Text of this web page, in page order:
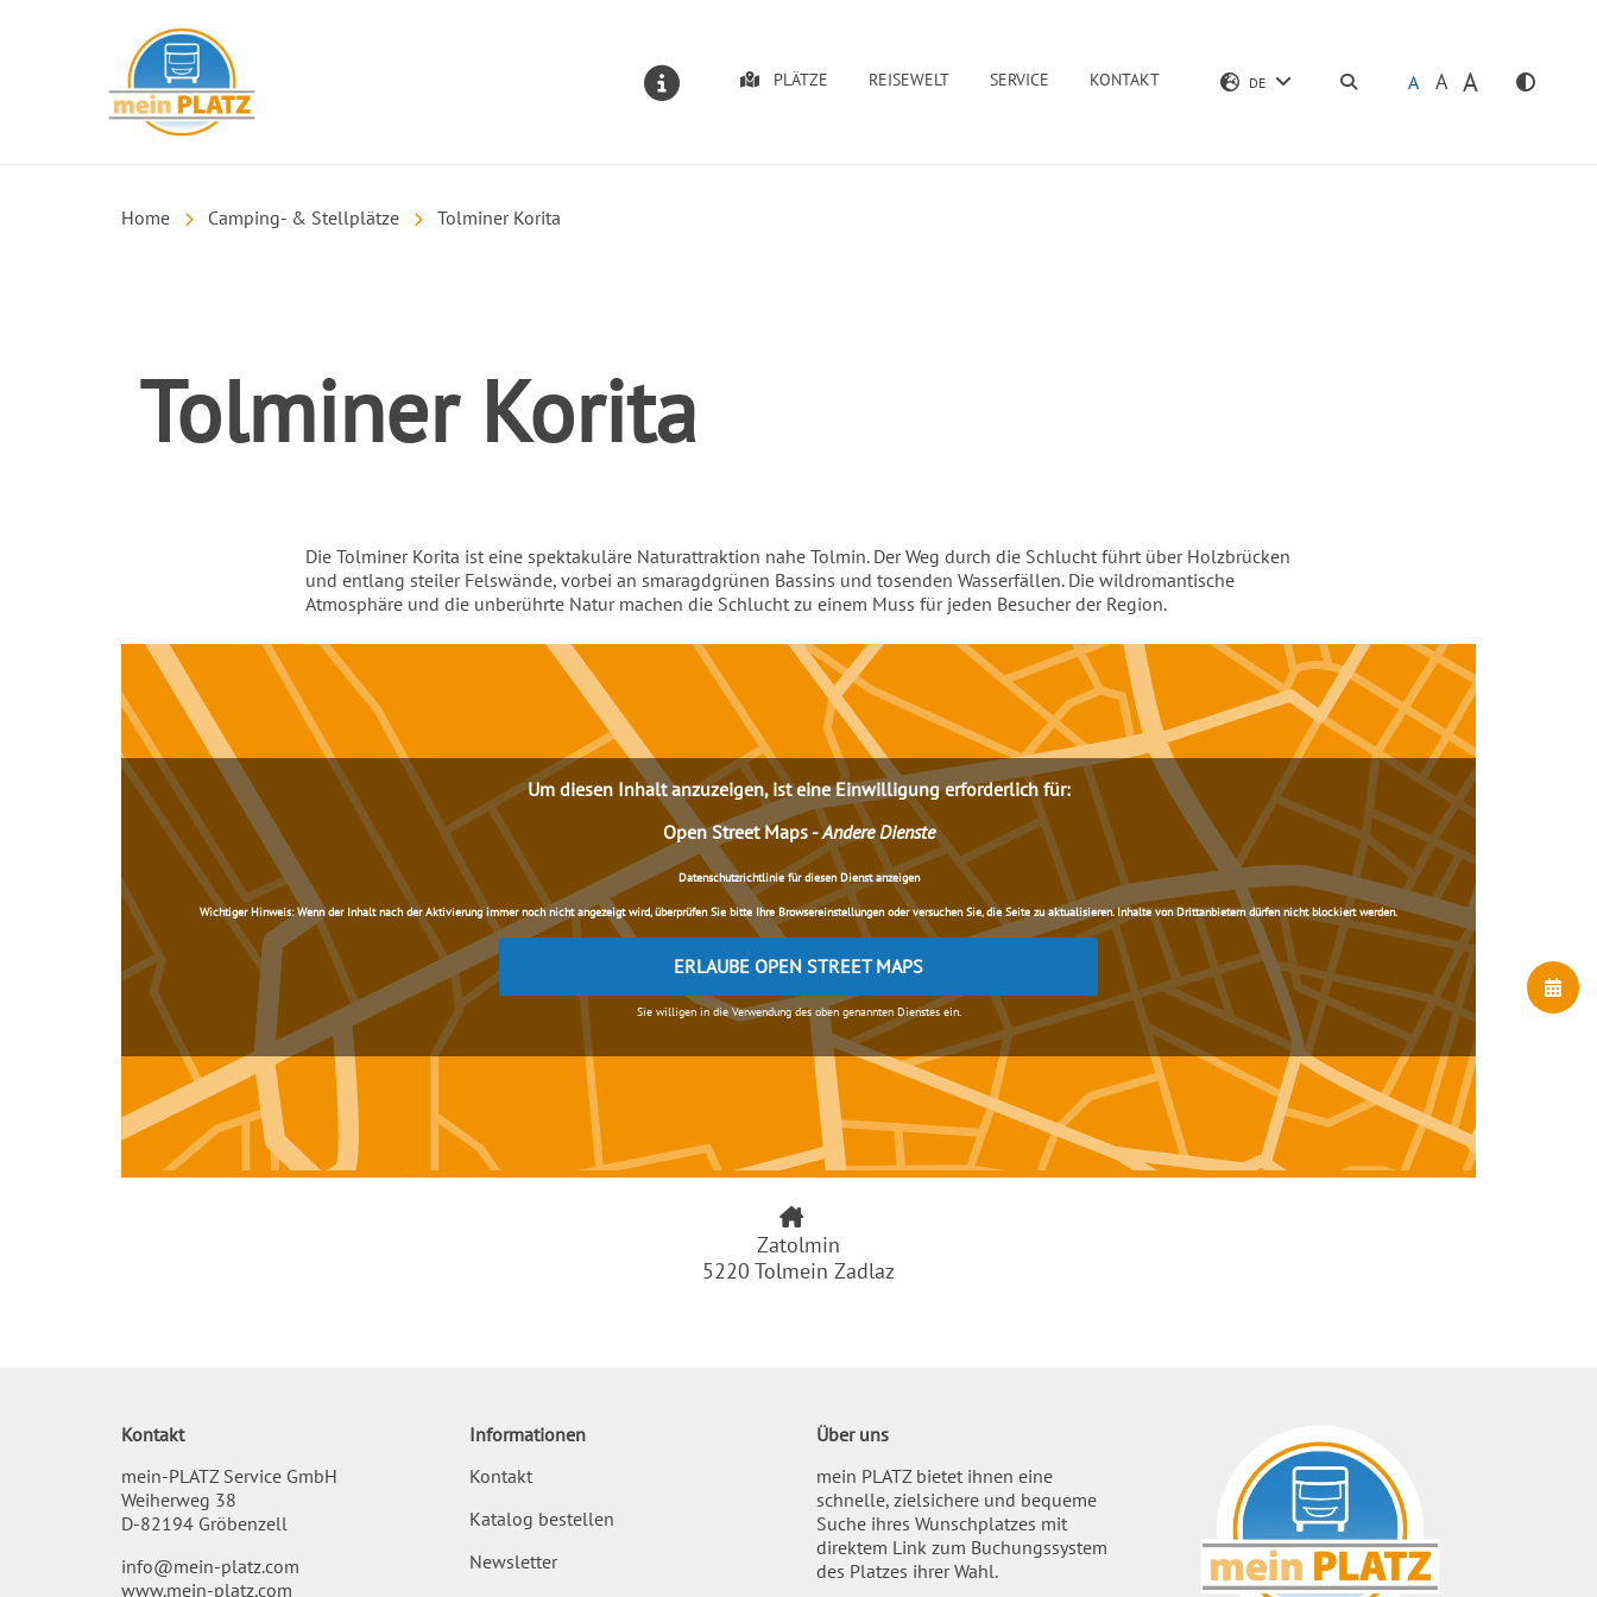
PLÄTZE REISEWELT SERVICE KONTAKT DE SUCHENA A A
Home Camping- & Stellplätze Tolminer Korita
Tolminer Korita
Einleitung
Die Tolminer Korita ist eine spektakuläre Naturattraktion nahe Tolmin. Der Weg durch die Schlucht führt über Holzbrücken
und entlang steiler Felswände, vorbei an smaragdgrünen Bassins und tosenden Wasserfällen. Die wildromantische
Atmosphäre und die unberührte Natur machen die Schlucht zu einem Muss für jeden Besucher der Region.
Inhalt
Um diesen Inhalt anzuzeigen, ist eine Einwilligung erforderlich für:
Open Street Maps-Andere Dienste
Datenschutzrichtlinie für diesen Dienst anzeigen
Wichtiger Hinweis:Wenn der Inhalt nach der Aktivierung immer noch nicht angezeigt wird, überprüfen Sie bitte Ihre Browsereinstellungen oder versuchen Sie, die Seite zu aktualisieren. Inhalte von Drittanbietern dürfen nicht blockiert werden.
ERLAUBE OPEN STREET MAPS
Sie willigen in die Verwendung des oben genannten Dienstes ein.
Zatolmin
5220 Tolmein Zadlaz
Kontakt
mein-PLATZ Service GmbH
Weiherweg 38
D-82194 Gröbenzell
info@mein-platz.com
www.mein-platz.com
Informationen
Kontakt
Katalog bestellen
Newsletter
Über uns
mein PLATZ bietet ihnen eine
schnelle, zielsichere und bequeme
Suche ihres Wunschplatzes mit
direktem Link zum Buchungssystem
des Platzes ihrer Wahl.